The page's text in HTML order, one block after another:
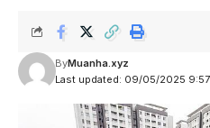
Last updated: 09/05/2025 9:57
ByMuanha.xyz